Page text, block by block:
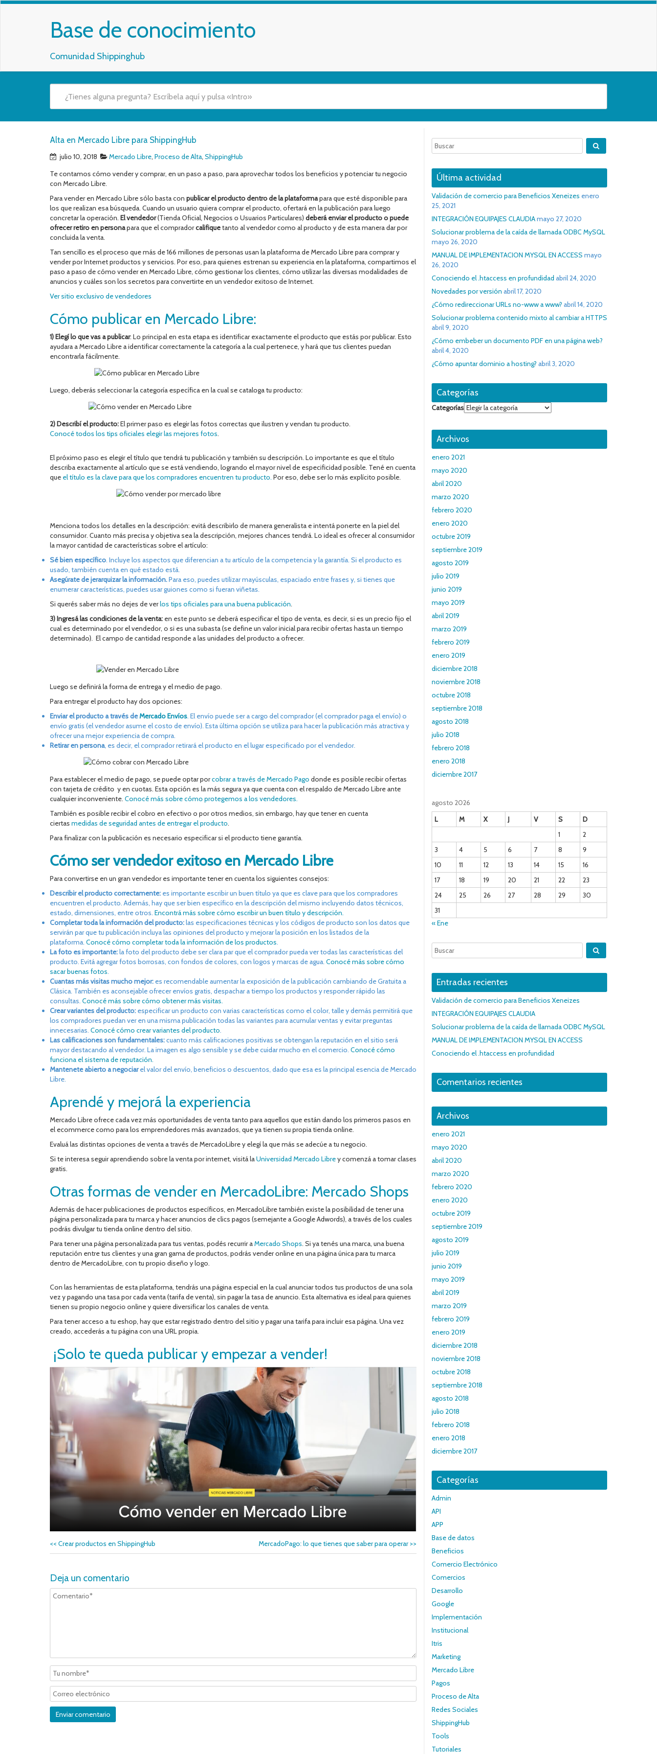
Base de conocimiento
Comunidad Shippinghub
Alta en Mercado Libre para ShippingHub
julio 10, 2018 Mercado Libre, Proceso de Alta, ShippingHub
Te contamos cómo vender y comprar, en un paso a paso, para aprovechar todos los beneficios y potenciar tu negocio
con Mercado Libre.
Para vender en Mercado Libre sólo basta con publicar el producto dentro de la plataformapara que esté disponible para
los que realizan esa búsqueda. Cuando un usuario quiera comprar el producto, ofertará en la publicación para luego
concretar la operación. El vendedor(Tienda Oficial, Negocios o Usuarios Particulares) deberá enviar el producto o puede
ofrecer retiro en personapara que el compradorcalifiquetanto al vendedor como al producto y de esta manera dar por
concluida la venta.
Tan sencillo es el proceso que más de 166 millones de personas usan la plataforma de Mercado Libre para comprar y
vender por Internet productos y servicios. Por eso, para quienes estrenan su experiencia en la plataforma, compartimos el
paso a paso de cómo vender en Mercado Libre, cómo gestionar los clientes, cómo utilizar las diversas modalidades de
anuncios y cuáles son los secretos para convertirte en un vendedor exitoso de Internet.
Ver sitio exclusivo de vendedores
Cómo publicar en Mercado Libre:
1) Elegí lo que vas a publicar: Lo principal en esta etapa es identificar exactamente el producto que estás por publicar. Esto
ayudara a Mercado Libre a identificar correctamente la categoría a la cual pertenece, y hará que tus clientes puedan
encontrarla fácilmente.
Luego, deberás seleccionar la categoría específica en la cual se cataloga tu producto:
2) Describí el producto:El primer paso es elegir las fotos correctas que ilustren y vendan tu producto.
Conocé todos los tips oficiales elegir las mejores fotos.
El próximo paso es elegir el título que tendrá tu publicación y también su descripción. Lo importante es que el título
describa exactamente al artículo que se está vendiendo, logrando el mayor nivel de especificidad posible. Tené en cuenta
que el título es la clave para que los compradores encuentren tu producto. Por eso, debe ser lo más explícito posible.
Menciona todos los detalles en la descripción: evitá describirlo de manera generalista e intentá ponerte en la piel del
consumidor. Cuanto más precisa y objetiva sea la descripción, mejores chances tendrá. Lo ideal es ofrecer al consumidor
la mayor cantidad de características sobre el artículo:
Sé bien específico. Incluye los aspectos que diferencian a tu artículo de la competencia y la garantía. Si el producto es
usado, también cuenta en qué estado está.
Asegúrate de jerarquizar la información.Para eso, puedes utilizar mayúsculas, espaciado entre frases y, si tienes que
enumerar características, puedes usar guiones como si fueran viñetas.
Si querés saber más no dejes de verlos tips oficiales para una buena publicación.
3) Ingresá las condiciones de la venta: en este punto se deberá especificar el tipo de venta, es decir, si es un precio fijo el
cual es determinado por el vendedor, o si es una subasta (se define un valor inicial para recibir ofertas hasta un tiempo
determinado). El campo de cantidad responde a las unidades del producto a ofrecer.
Luego se definirá la forma de entrega y el medio de pago.
Para entregar el producto hay dos opciones:
Enviar el producto a través deMercado Envíos. El envío puede ser a cargo del comprador (el comprador paga el envío) o
envío gratis (el vendedor asume el costo de envío). Esta última opción se utiliza para hacer la publicación más atractiva y
ofrecer una mejor experiencia de compra.
Retirar en persona, es decir, el comprador retirará el producto en el lugar especificado por el vendedor.
Para establecer el medio de pago, se puede optar porcobrar a través de Mercado Pago donde es posible recibir ofertas
con tarjeta de crédito y en cuotas. Esta opción es la más segura ya que cuenta con el respaldo de Mercado Libre ante
cualquier inconveniente. Conocé más sobre cómo protegemos a los vendedores.
También es posible recibir el cobro en efectivo o por otros medios, sin embargo, hay que tener en cuenta
ciertas medidas de seguridad antes de entregar el producto.
Para finalizar con la publicación es necesario especificar si el producto tiene garantía.
Cómo ser vendedor exitoso en Mercado Libre
Para convertirse en un gran vendedor es importante tener en cuenta los siguientes consejos:
Describir el producto correctamente: es importante escribir un buen título ya que es clave para que los compradores
encuentren el producto. Además, hay que ser bien específico en la descripción del mismo incluyendo datos técnicos,
estado, dimensiones, entre otros. Encontrá más sobre cómo escribir un buen título y descripción.
Completar toda la información del producto:las especificaciones técnicas y los códigos de producto son los datos que
servirán par que tu publicación incluya las opiniones del producto y mejorar la posición en los listados de la
plataforma. Conocé cómo completar toda la información de los productos.
La foto es importante:la foto del producto debe ser clara par que el comprador pueda ver todas las características del
producto. Evitá agregar fotos borrosas, con fondos de colores, con logos y marcas de agua. Conocé más sobre cómo
sacar buenas fotos.
Cuantas más visitas mucho mejor: es recomendable aumentar la exposición de la publicación cambiando de Gratuita a
Clásica. También es aconsejable ofrecer envíos gratis, despachar a tiempo los productos y responder rápido las
consultas. Conocé más sobre cómo obtener más visitas.
Crear variantes del producto: especificar un producto con varias características como el color, talle y demás permitirá que
los compradores puedan ver en una misma publicación todas las variantes para acumular ventas y evitar preguntas
innecesarias. Conocé cómo crear variantes del producto.
Las calificaciones son fundamentales:cuanto más calificaciones positivas se obtengan la reputación en el sitio será
mayor destacando al vendedor. La imagen es algo sensible y se debe cuidar mucho en el comercio. Conocé cómo
funciona el sistema de reputación.
Mantenete abierto a negociarel valor del envío, beneficios o descuentos, dado que esa es la principal esencia de Mercado
Libre.
Aprendé y mejorá la experiencia
Mercado Libre ofrece cada vez más oportunidades de venta tanto para aquellos que están dando los primeros pasos en
el ecommerce como para los emprendedores más avanzados, que ya tienen su propia tienda online.
Evaluá las distintas opciones de venta a través de MercadoLibre y elegí la que más se adecúe a tu negocio.
Si te interesa seguir aprendiendo sobre la venta por internet, visitá laUniversidad Mercado Librey comenzá a tomar clases
gratis.
Otras formas de vender en MercadoLibre: Mercado Shops
Además de hacer publicaciones de productos específicos, en MercadoLibre también existe la posibilidad de tener una
página personalizada para tu marca y hacer anuncios de clics pagos (semejante a Google Adwords), a través de los cuales
podrás divulgar tu tienda online dentro del sitio.
Para tener una página personalizada para tus ventas, podés recurrir aMercado Shops. Si ya tenés una marca, una buena
reputación entre tus clientes y una gran gama de productos, podrás vender online en una página única para tu marca
dentro de MercadoLibre, con tu propio diseño y logo.
Con las herramientas de esta plataforma, tendrás una página especial en la cual anunciar todos tus productos de una sola
vez y pagando una tasa por cada venta (tarifa de venta), sin pagar la tasa de anuncio. Esta alternativa es ideal para quienes
tienen su propio negocio online y quiere diversificar los canales de venta.
Para tener acceso a tu eshop, hay que estar registrado dentro del sitio y pagar una tarifa para incluir esa página. Una vez
creado, accederás a tu página con una URL propia.
¡Solo te queda publicar y empezar a vender!
<< Crear productos en ShippingHub MercadoPago: lo que tienes que saber para operar>>
Deja un comentario
Última actividad
Validación de comercio para Beneficios Xeneizes enero
25, 2021
INTEGRACIÓN EQUIPAJES CLAUDIAmayo 27, 2020
Solucionar problema de la caída de llamada ODBC MySQL
mayo 26, 2020
MANUAL DE IMPLEMENTACION MYSQL EN ACCESS mayo
26, 2020
Conociendo el .htaccess en profundidad abril 24, 2020
Novedades por versión abril 17, 2020
¿Cómo redireccionar URLs no-www a www? abril 14, 2020
Solucionar problema contenido mixto al cambiar a HTTPS
abril 9, 2020
¿Cómo embeber un documento PDF en una página web?
abril 4, 2020
¿Cómo apuntar dominio a hosting? abril 3, 2020
Categorías
Categorías
Archivos
enero 2021
mayo 2020
abril 2020
marzo 2020
febrero 2020
enero 2020
octubre 2019
septiembre 2019
agosto 2019
julio 2019
junio 2019
mayo 2019
abril 2019
marzo 2019
febrero 2019
enero 2019
diciembre 2018
noviembre 2018
octubre 2018
septiembre 2018
agosto 2018
julio 2018
febrero 2018
enero 2018
diciembre 2017
agosto 2026
L
M X J V S
D
1
2
3
4 5 6 7 8
9
10
11 12 13 14 15
16
17
18 19 20 21 22
23
24
25 26 27 28 29
30
31
« Ene
Entradas recientes
Validación de comercio para Beneficios Xeneizes
INTEGRACIÓN EQUIPAJES CLAUDIA
Solucionar problema de la caída de llamada ODBC MySQL
MANUAL DE IMPLEMENTACION MYSQL EN ACCESS
Conociendo el .htaccess en profundidad
Comentarios recientes
Archivos
enero 2021
mayo 2020
abril 2020
marzo 2020
febrero 2020
enero 2020
octubre 2019
septiembre 2019
agosto 2019
julio 2019
junio 2019
mayo 2019
abril 2019
marzo 2019
febrero 2019
enero 2019
diciembre 2018
noviembre 2018
octubre 2018
septiembre 2018
agosto 2018
julio 2018
febrero 2018
enero 2018
diciembre 2017
Categorías
Admin
API
APP
Base de datos
Beneficios
Comercio Electrónico
Comercios
Desarrollo
Google
Implementación
Institucional
Itris
Marketing
Mercado Libre
Pagos
Proceso de Alta
Redes Sociales
ShippingHub
Tools
Tutoriales